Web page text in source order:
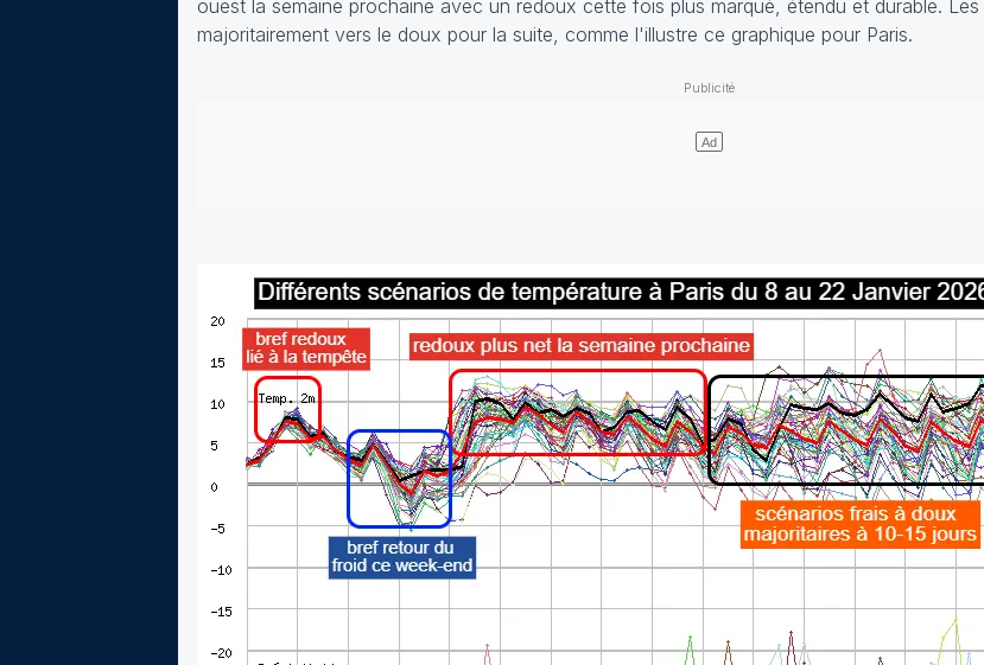
ouest la semaine prochaine avec un redoux cette fois plus marqué, étendu et durable.
majoritairement vers le doux pour la suite, comme l'illustre ce graphique pour Paris.